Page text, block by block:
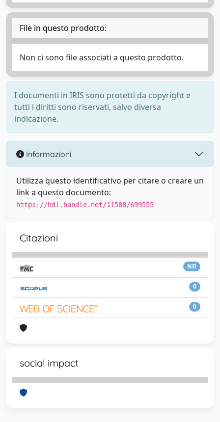
File in questo prodotto:
Non ci sono file associati a questo prodotto.
I documenti in IRIS sono protetti da copyright e
tutti i diritti sono riservati, salvo diversa
indicazione.
Informazioni
Utilizza questo identificativo per citare o creare un
link a questo documento:
https://hdl.handle.net/11588/699555
Citazioni
ND
0
0
social impact